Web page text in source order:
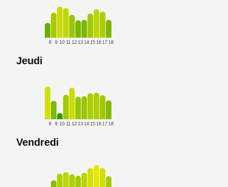
8 9 10 11 12 13 14 15 16 17 18
Jeudi
8 9 10 11 12 13 14 15 16 17 18
Vendredi